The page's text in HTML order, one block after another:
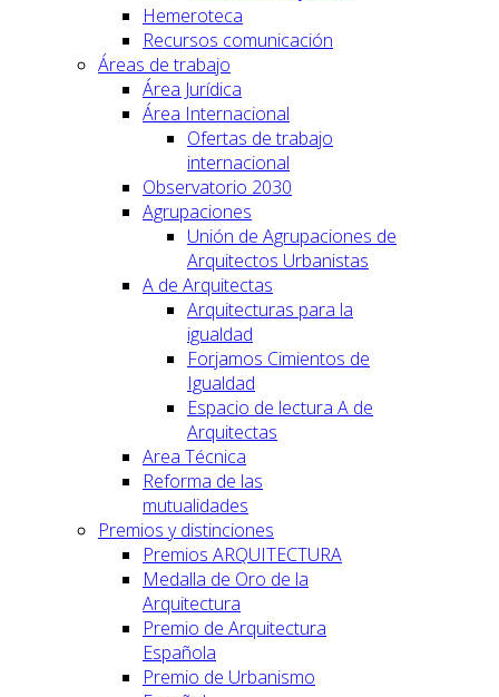
Hemeroteca
Recursos comunicación
Áreas de trabajo
Área Jurídica
Área Internacional
Ofertas de trabajo
internacional
Observatorio 2030
Agrupaciones
Unión de Agrupaciones de
Arquitectos Urbanistas
A de Arquitectas
Arquitecturas para la
igualdad
Forjamos Cimientos de
Igualdad
Espacio de lectura A de
Arquitectas
Area Técnica
Reforma de las
mutualidades
Premios y distinciones
Premios ARQUITECTURA
Medalla de Oro de la
Arquitectura
Premio de Arquitectura
Española
Premio de Urbanismo